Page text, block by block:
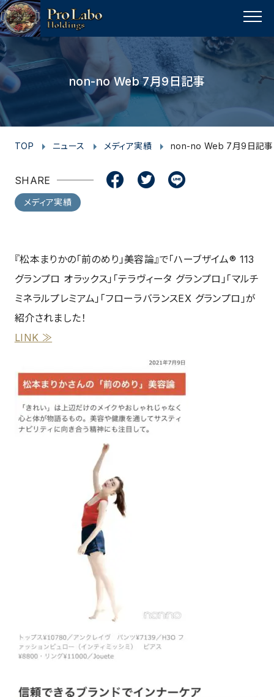
MENU
non-no Web 7月9日記事
TOP ニュース メディア実績 non-no Web 7月9日記事
SHARE
c
e
b
o
o
k
i
t
t
e
n
e
メディア実績
『松本まりかの「前のめり」美容論』で「ハーブザイム® 113
グランプロ オラックス」「テラヴィータ グランプロ」「マルチ
ミネラルプレミアム」「フローラバランスEX グランプロ」が
紹介されました！
LINK ≫
p
a
g
e
t
o
p
s
t
a
g
r
a
m
c
e
b
o
k
i
t
t
e
r
u
t
u
e